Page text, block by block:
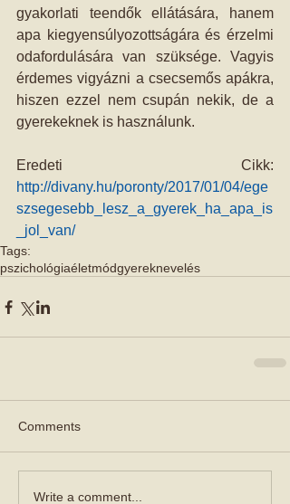
gyakorlati teendők ellátására, hanem
apa kiegyensúlyozottságára és érzelmi
odafordulására van szüksége. Vagyis
érdemes vigyázni a csecsemős apákra,
hiszen ezzel nem csupán nekik, de a
gyerekeknek is használunk.
Eredeti Cikk:
http://divany.hu/poronty/2017/01/04/ege
szsegesebb_lesz_a_gyerek_ha_apa_is
_jol_van/
Tags:
pszichológiaéletmódgyereknevelés
Comments
Write a comment...